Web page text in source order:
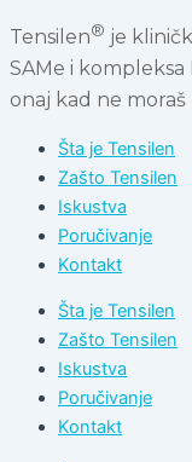
Tensilen® je
SAMe i kompleksa
onaj kad ne moraš
Šta je Tensilen
Zašto Tensilen
Iskustva
Poručivanje
Kontakt
Šta je Tensilen
Zašto Tensilen
Iskustva
Poručivanje
Kontakt